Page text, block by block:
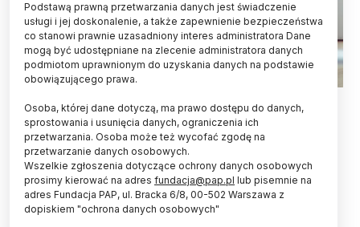
W poniedziałek otwarto nową siedzibę dwóch
wydziałów: Nauk Społecznych oraz Prawa i
Administracji Uniwersytetu Warmińsko-
Mazurskiego w Olsztynie. Koszt inwestycji to 72
mln zł z czego 34 mln zł wyniosła dotacja z
Ministerstwa Edukacji i Nauki.
Podstawą prawną przetwarzania danych jest świadczenie
usługi i jej doskonalenie, a także zapewnienie bezpieczeństwa
co stanowi prawnie uzasadniony interes administratora Dane
mogą być udostępniane na zlecenie administratora danych
podmiotom uprawnionym do uzyskania danych na podstawie
obowiązującego prawa.
Osoba, której dane dotyczą, ma prawo dostępu do danych,
sprostowania i usunięcia danych, ograniczenia ich
przetwarzania. Osoba może też wycofać zgodę na
przetwarzanie danych osobowych.
Wszelkie zgłoszenia dotyczące ochrony danych osobowych
prosimy kierować na adres fundacja@pap.pl lub pisemnie na
adres Fundacja PAP, ul. Bracka 6/8, 00-502 Warszawa z
dopiskiem "ochrona danych osobowych"